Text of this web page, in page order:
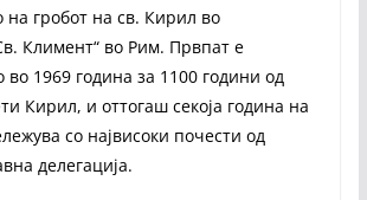
на гробот на св. Кирил во
Климент“ во Рим. Првпат е
во 1969 година за 1100 години од
Кирил, и оттогаш секоја година на
со највисоки почести од
делегација.